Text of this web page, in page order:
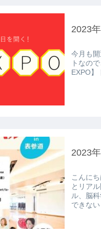
2023
今月も開運
トなのでど
2023
こんにちは！占
とリアル開催！ たくさんの占い、セラ
ル、脳科学の
できな